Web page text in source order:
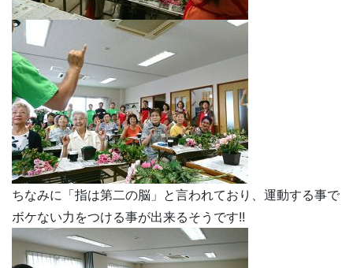
ちなみに「指は第二の脳」と言われており、運動する事で
ボケない力をつける事が出来るそうです!!